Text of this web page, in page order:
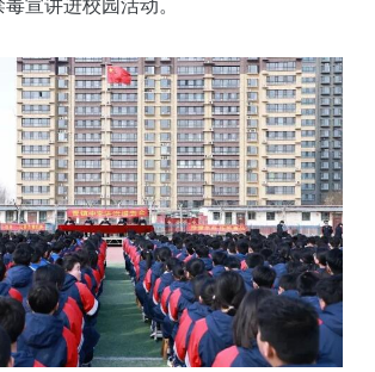
宣讲进校园活动。